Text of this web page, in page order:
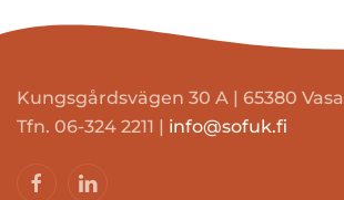
Kungsgårdsvägen 30 A | 65380 Vasa
Tfn. 06-324 2211 | info@sofuk.fi